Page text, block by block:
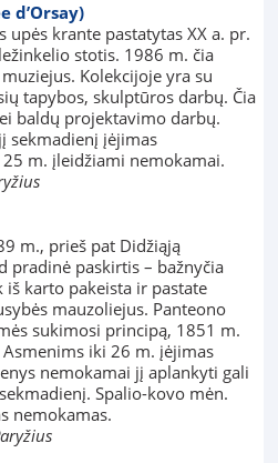
d’Orsay)
upės krante pastatytas XX a. pr.
stotis. 1986 m. čia
Kolekcijoje yra su
tapybos, skulptūros darbų. Čia
baldų projektavimo darbų.
sekmadienį įėjimas
m. įleidžiami nemokamai.
m., prieš pat Didžiąją
pradinė paskirtis – bažnyčia
iš karto pakeista ir pastate
mauzoliejus. Panteono
sukimosi principą, 1851 m.
iki 26 m. įėjimas
nemokamai jį aplankyti gali
Spalio-kovo mėn.
nemokamas.